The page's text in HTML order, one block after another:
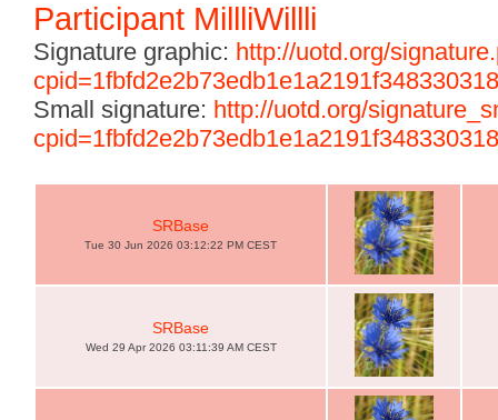
Participant MillliWillli
Signature graphic: http://uotd.org/
cpid=1fbfd2e2b73edb1e1a2191f348330318
Small signature: http://uotd.org/
cpid=1fbfd2e2b73edb1e1a2191f348330318
SRBase
Tue 30 Jun 2026 03:12:22 PM CEST
SRBase
Wed 29 Apr 2026 03:11:39 AM CEST